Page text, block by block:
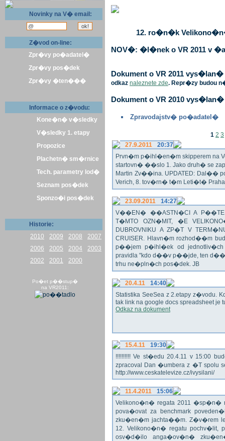
Novinky na V� email:
Z�vod on-line:
Zpr�vy po�adatel�
Zpr�vy pos�dek
Zpr�vy �ten���
Informace o z�vodu:
Kone�n� v�sledky
V�sledky 1. etapy
Propozice
Plachetn� sm�rnice
Tech. parametry lod�
Seznam pos�dek
Sponzo�i pos�dek
Historie:
2010
2009 2008
2007
2006
2005 2004
2003
2002
2001 2000
Po�et p��stup�
na VR2011:
12. ro�n�k
NOV�: �l�nek o VR 2011 v
Dokument o VR 2011
odkaz naleznete zde. Repr�zy budou
Dokument o VR 2010
Zpravodajstv� po�adatel�
1 2 3
27.9.2011
20:37
Prvn�m p�ihl�en�m skipperem na
startovn� ��slo 1. Jako druh� se
Martin Zv��ina. UPDATED: Dal��
Verich, 8. tov�rn� t�m Leti�t� Praha
23.09.2011
14:27
V��EN� ��ASTN�CI A
T�MTO OZN�MIT, �E
DUBROVNIKU A ZP�T V
CRUISER. Hlavn�m rozhod��m
p��jem p�ihl�ek od
pravidla "kdo d��v p��jde, ten
trhu ne�pln�ch pos�dek. JB
20.4.11
14:40
Statistika SeeSea z 2.etapy z�vodu.
tak link na google docs spreadsheet je
Odkaz na dokument
15.4.11
19:30
!!!!!!!!!! Ve st�edu 20.4.11 v 15:00
zpracoval Dan �umbera z �T spolu
http://www.ceskatelevize.cz/ivysilani/
11.4.2011
15:06
Velikono�n� regata 2011 �sp�n�
pova�ovat za benchmark
zku�en�m jachta��m. Z�v�rem
12. Velikono�n� regatu
osv�d�ilo anga�ov�n�